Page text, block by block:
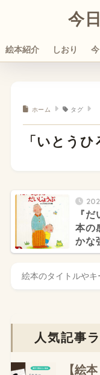
今
絵本紹介 しおり
ホーム タグ
「いとう
『
本の
かな
人気記事